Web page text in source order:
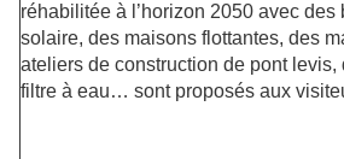
réhabilitée à l’horizon 2050 avec des
solaire, des maisons flottantes, des
ateliers de construction de pont levis,
filtre à eau… sont proposés aux